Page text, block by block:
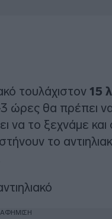
τουλάχιστον 15
ώρες θα πρέπει
να το ξεχνάμε και
το